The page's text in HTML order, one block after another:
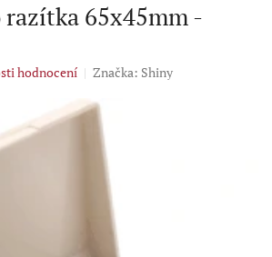
razítka 65x45mm -
hodnocení Značka: Shiny